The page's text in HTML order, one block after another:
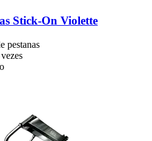
Stick-​On Violette
pestanas